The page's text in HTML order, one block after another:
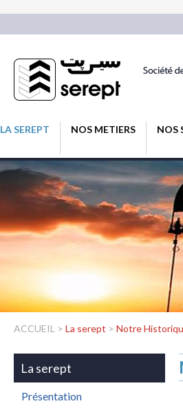
LA SEREPT NOS METIERS NOS
ACCUEIL > La serept > Notre
La serept
Présentation